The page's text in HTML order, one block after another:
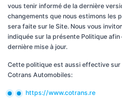
vous tenir informé de la dernière
changements que nous estimons les
sera faite sur le Site. Nous vous
indiquée sur la présente Politique
dernière mise à jour.
Cette politique est aussi effective
Cotrans Automobiles:
https://www.cotrans.re